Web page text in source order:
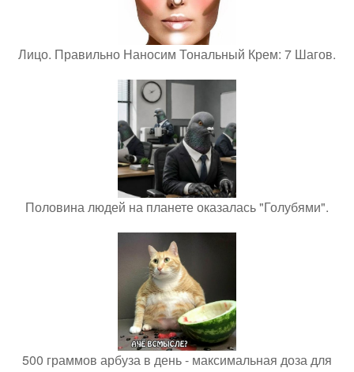
Лицо. Правильно Наносим Тональный Крем: 7 Шагов.
Половина людей на планете оказалась "Голубями".
500 граммов арбуза в день - максимальная доза для